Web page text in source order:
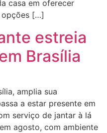
casa em oferecer
opções […]
estreia
Brasília
amplia sua
a estar presente em
serviço de jantar à lá
agosto, com ambiente